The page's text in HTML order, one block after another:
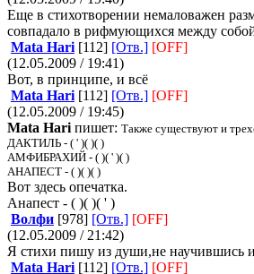
Еще в стихотворении немаловажен
совпадало в рифмующихся между
Mata Hari [112] [Отв.] [OFF]
(12.05.2009 / 19:41)
Вот, в принципе, и всё
Mata Hari [112] [Отв.] [OFF]
(12.05.2009 / 19:45)
Mata Hari пишет: Также существуют и
ДАКТИЛЬ - ( ' )( )( )
АМФИБРАХИЙ - ( )( ' )( )
АНАПЕСТ - ( )( )( )
Вот здесь опечатка.
Анапест - ( )( )( ' )
Волфи [978] [Отв.] [OFF]
(12.05.2009 / 21:42)
Я стихи пишу из души,не научившись и
Mata Hari [112] [Отв.] [OFF]